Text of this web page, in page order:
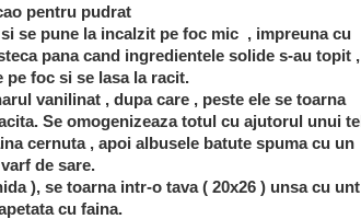
pentru pudrat
se pune la incalzit pe foc mic , impreuna cu
pana cand ingredientele solide s-au topit ,
pe foc si se lasa la racit.
vanilinat , dupa care , peste ele se toarna
Se omogenizeaza totul cu ajutorul unui tel
cernuta , apoi albusele batute spuma cu un
varf de sare.
), se toarna intr-o tava ( 20x26 ) unsa cu unt
cu faina.